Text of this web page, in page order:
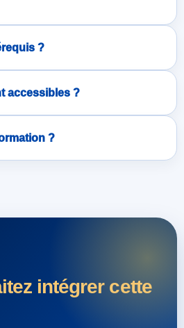
?
accessibles ?
?
intégrer cette